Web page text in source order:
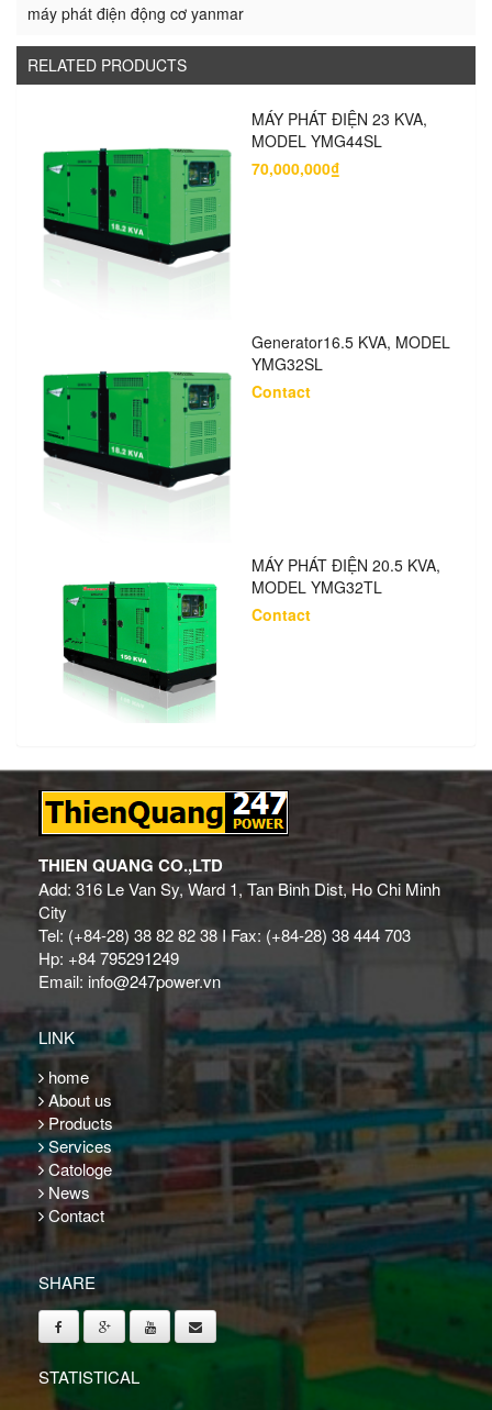
máy phát điện động cơ yanmar
RELATED PRODUCTS
MÁY PHÁT ĐIỆN 23 KVA,
MODEL YMG44SL
70,000,000₫
Generator16.5 KVA, MODEL
YMG32SL
Contact
MÁY PHÁT ĐIỆN 20.5 KVA,
MODEL YMG32TL
Contact
THIEN QUANG CO.,LTD
Add: 316 Le Van Sy, Ward 1, Tan Binh Dist, Ho Chi Minh
City
Tel: (+84-28) 38 82 82 38 I Fax: (+84-28) 38 444 703
Hp: +84 795291249
Email: info@247power.vn
LINK
home
About us
Products
Services
Catologe
News
Contact
SHARE
STATISTICAL